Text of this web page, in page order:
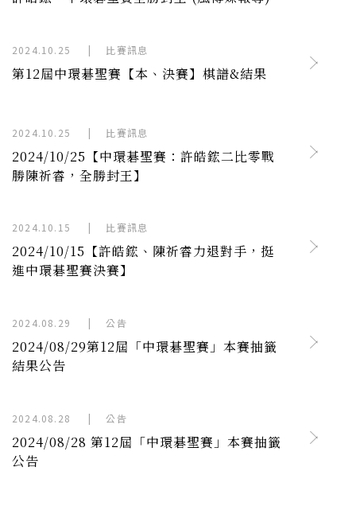
2024.10.25 | 比賽訊息
第12屆中環碁聖賽【本、決賽】棋譜&結果
2024.10.25 | 比賽訊息
2024/10/25【中環碁聖賽：許皓鋐二比零戰
勝陳祈睿，全勝封王】
2024.10.15 | 比賽訊息
2024/10/15【許皓鋐、陳祈睿力退對手，挺
進中環碁聖賽決賽】
2024.08.29 | 公告
2024/08/29第12屆「中環碁聖賽」本賽抽籤
結果公告
2024.08.28 | 公告
2024/08/28 第12屆「中環碁聖賽」本賽抽籤
公告